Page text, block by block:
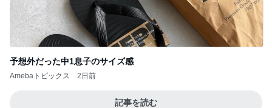
予想外だった中1息子のサイズ感
Amebaトピックス 2日前
記事を読む